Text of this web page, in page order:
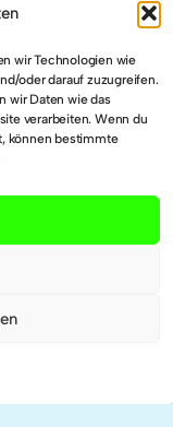
wir Technologien wie
oder darauf zuzugreifen.
wir Daten wie das
verarbeiten. Wenn du
können bestimmte